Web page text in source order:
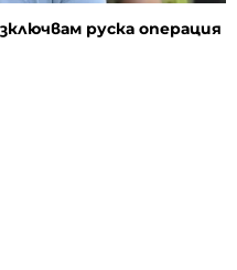
руска операция